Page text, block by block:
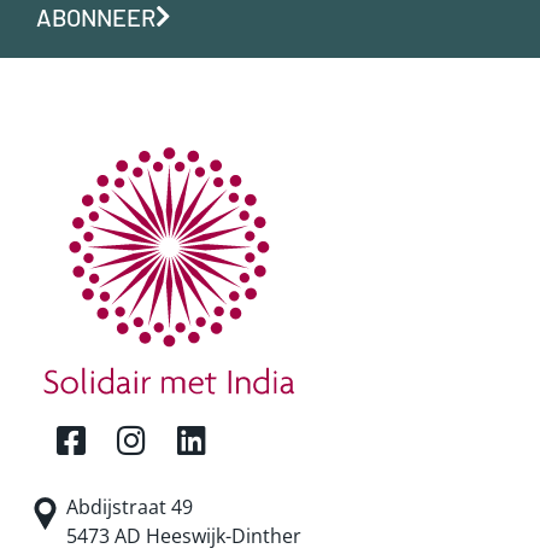
ABONNEER
Abdijstraat 49
5473 AD Heeswijk-Dinther